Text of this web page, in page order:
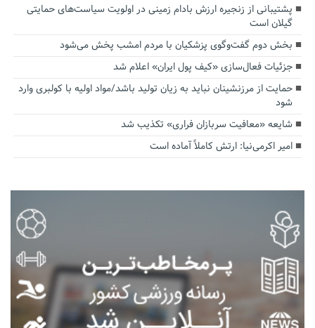
پشتیبانی از زنجیره ارزش بادام زمینی در اولویت سیاست‌های حمایتی
گیلان است
بخش دوم گفت‌وگوی پزشکیان با مردم امشب پخش می‌شود
جزئیات فعال‌سازی «کیف پول ایران» اعلام شد
حمایت از مرزنشینان نباید به زیان تولید باشد/مواد اولیه با کولبری وارد
شود
شایعه «معافیت سربازان فراری» تکذیب شد
امیر اکرمی‌نیا: ارتش کاملاً آماده است